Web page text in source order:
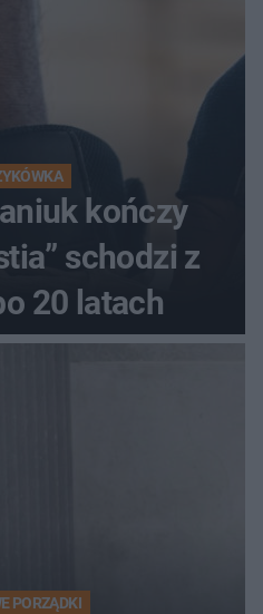
kończy
schodzi z
20 latach
PORZĄDKI